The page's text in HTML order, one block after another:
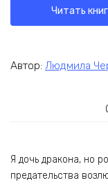
Читать
Автор: Людмила
Я дочь дракона, но
предательства